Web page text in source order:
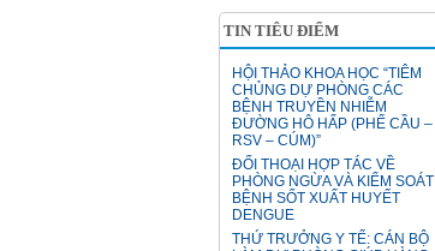
TIN TIÊU ĐIỂM
HỘI THẢO KHOA HỌC “TIÊM
CHỦNG DỰ PHÒNG CÁC
BỆNH TRUYỀN NHIỄM
ĐƯỜNG HÔ HẤP (PHẾ CẦU –
RSV – CÚM)”
ĐỐI THOẠI HỢP TÁC VỀ
PHÒNG NGỪA VÀ KIỂM SOÁT
BỆNH SỐT XUẤT HUYẾT
DENGUE
THỨ TRƯỞNG Y TẾ: CÁN BỘ